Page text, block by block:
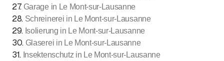
27. Garage in Le Mont-sur-Lausanne
28. Schreinerei in Le Mont-sur-Lausanne
29. Isolierung in Le Mont-sur-Lausanne
30. Glaserei in Le Mont-sur-Lausanne
31. Insektenschutz in Le Mont-sur-Lausanne